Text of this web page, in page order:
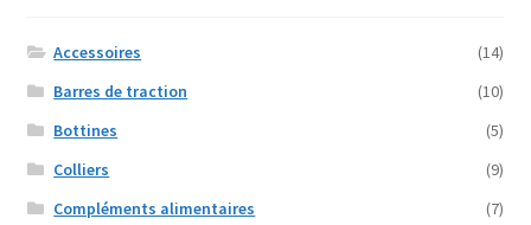
Accessoires
(14)
Barres de traction
(10)
Bottines
(5)
Colliers
(9)
Compléments alimentaires
(7)